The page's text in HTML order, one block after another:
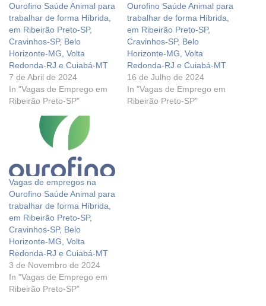
Ourofino Saúde Animal para
trabalhar de forma Híbrida,
em Ribeirão Preto-SP,
Cravinhos-SP, Belo
Horizonte-MG, Volta
Redonda-RJ e Cuiabá-MT
7 de Abril de 2024
In "Vagas de Emprego em
Ribeirão Preto-SP"
Ourofino Saúde Animal para
trabalhar de forma Híbrida,
em Ribeirão Preto-SP,
Cravinhos-SP, Belo
Horizonte-MG, Volta
Redonda-RJ e Cuiabá-MT
16 de Julho de 2024
In "Vagas de Emprego em
Ribeirão Preto-SP"
Vagas de empregos na
Ourofino Saúde Animal para
trabalhar de forma Híbrida,
em Ribeirão Preto-SP,
Cravinhos-SP, Belo
Horizonte-MG, Volta
Redonda-RJ e Cuiabá-MT
3 de Novembro de 2024
In "Vagas de Emprego em
Ribeirão Preto-SP"